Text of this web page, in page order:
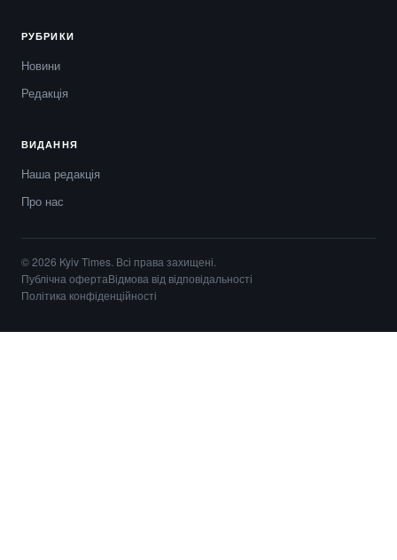
РУБРИКИ
Новини
Редакція
ВИДАННЯ
Наша редакція
Про нас
© 2026 Kyiv Times. Всі права захищені.
Публічна офертаВідмова від відповідальності
Політика конфіденційності